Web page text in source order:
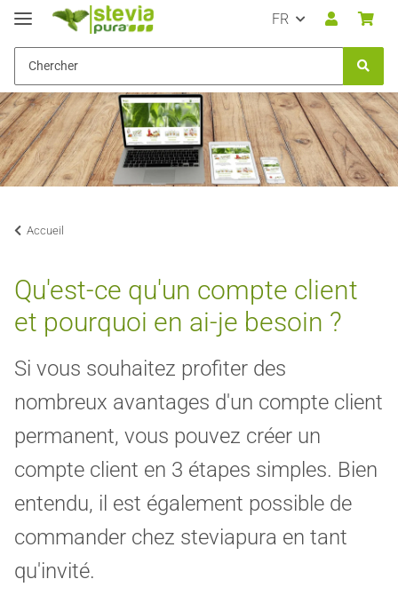
FR
Accueil
Qu'est-ce qu'un compte client
et pourquoi en ai-je besoin ?
Si vous souhaitez profiter des
nombreux avantages d'un compte client
permanent, vous pouvez créer un
compte client en 3 étapes simples. Bien
entendu, il est également possible de
commander chez steviapura en tant
qu'invité.